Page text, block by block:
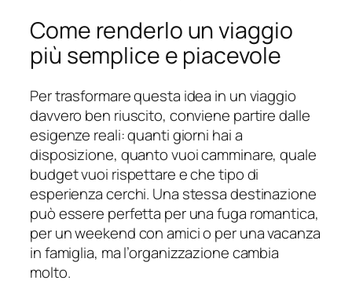
Come renderlo un viaggio
più semplice e piacevole
Per trasformare questa idea in un viaggio
davvero ben riuscito, conviene partire dalle
esigenze reali: quanti giorni hai a
disposizione, quanto vuoi camminare, quale
budget vuoi rispettare e che tipo di
esperienza cerchi. Una stessa destinazione
può essere perfetta per una fuga romantica,
per un weekend con amici o per una vacanza
in famiglia, ma l’organizzazione cambia
molto.